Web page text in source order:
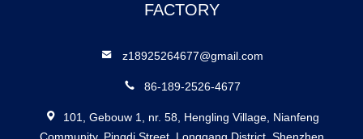
FACTORY
z18925264677@gmail.com
86-189-2526-4677
101, Gebouw 1, nr. 58, Hengling Village, Nianfeng